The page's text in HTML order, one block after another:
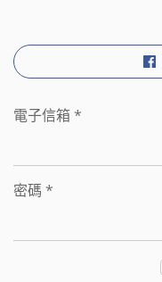
電子信箱 *
密碼 *